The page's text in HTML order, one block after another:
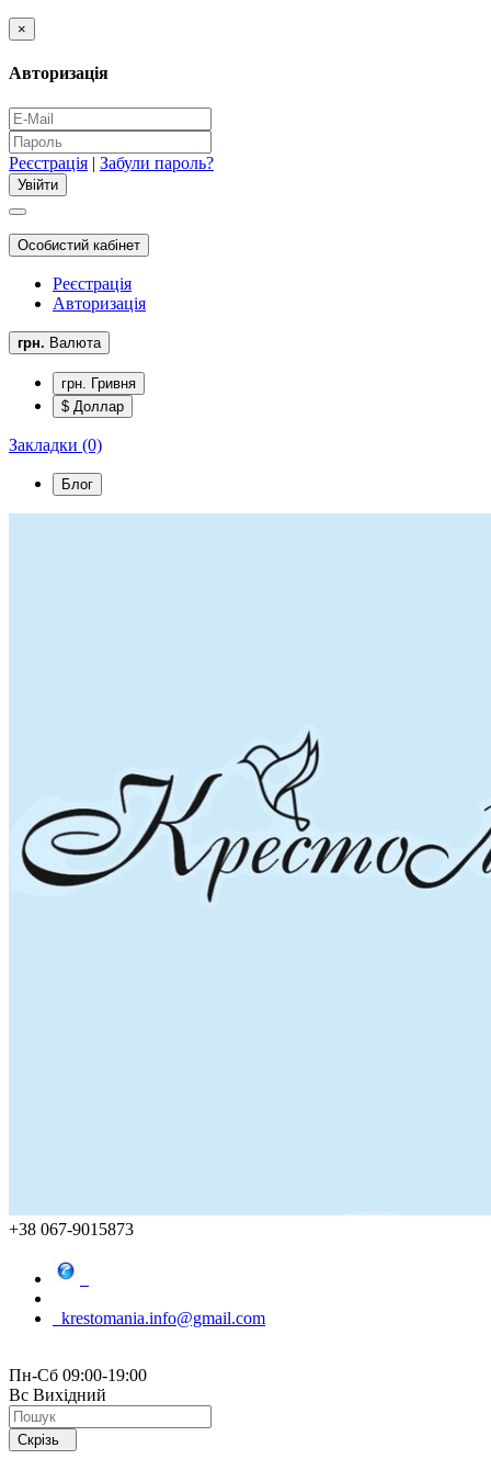
×
Авторизація
Реєстрація | Забули пароль?
Особистий кабінет
Реєстрація
Авторизація
грн. Валюта
грн. Гривня
$ Доллар
Закладки (0)
Блог
+38 067-9015873
krestomania.info@gmail.com
Пн-Сб 09:00-19:00
Вс Вихідний
Скрізь